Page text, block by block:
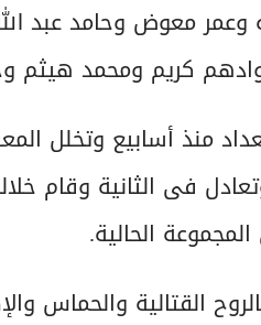
وعمر معوض وحامد عبد
كريم ومحمد هيثم
منذ أسابيع وتخلل
فى الثانية وقام
الحالية.
القتالية والحماس